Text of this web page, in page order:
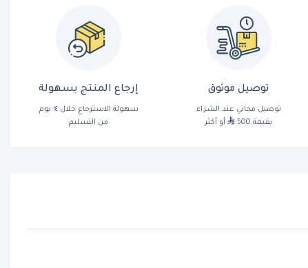
توصيل موثوق
توصيل مجاني عند الشراء
بقيمة 500
أو أكثر
إرجاع المنتج بسهولة
سهولة الاسترجاع خلال ١٤ يوم
من التسليم